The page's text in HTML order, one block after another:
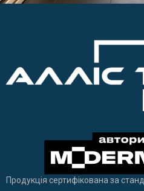
Продукція сертифікована за